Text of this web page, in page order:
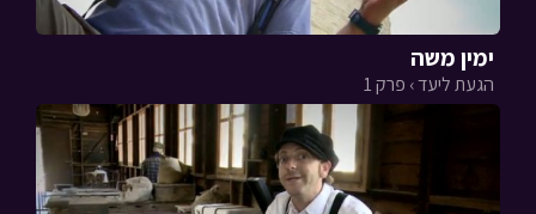
ימין משה
הגעת ליעד › פרק 1